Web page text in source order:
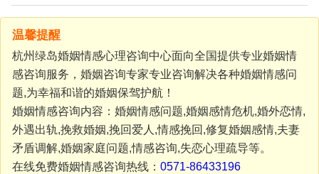
温馨提醒
杭州绿岛婚姻情感心理咨询中心面向全国提供专业婚姻情
感咨询服务，婚姻咨询专家专业咨询解决各种婚姻情感问
题,为幸福和谐的婚姻保驾护航！
婚姻情感咨询内容：婚姻情感问题,婚姻感情危机,婚外恋情,
外遇出轨,挽救婚姻,挽回爱人,情感挽回,修复婚姻感情,夫妻
矛盾调解,婚姻家庭问题,情感咨询,失恋心理疏导等。
在线免费婚姻情感咨询热线： 0571-86433196